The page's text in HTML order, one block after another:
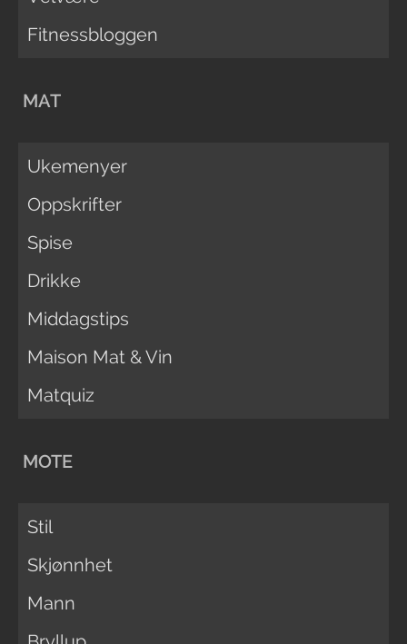
Fitnessbloggen
MAT
Ukemenyer
Oppskrifter
Spise
Drikke
Middagstips
Maison Mat & Vin
Matquiz
MOTE
Stil
Skjønnhet
Mann